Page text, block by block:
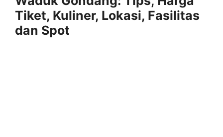
Tiket, Kuliner, Lokasi, Fasilitas
dan Spot